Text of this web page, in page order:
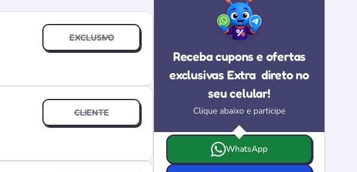
EXCLUSIVO
CLIENTE
Receba cupons e ofertas
exclusivas Extra direto no
seu celular!
Clique abaixo e participe
Escolha onde deseja receber as ofertas e
WhatsApp